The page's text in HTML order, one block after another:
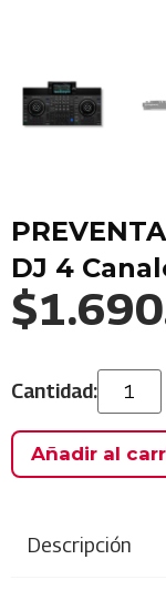
DJ 4
$
Añadir al
Descripción